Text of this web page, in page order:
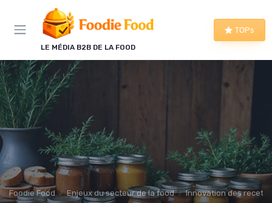
LE MÉDIA B2B DE LA FOOD
TOPs
Foodie Food Enjeux du secteur de la food Innovation des
Panneau de gestion des cookies